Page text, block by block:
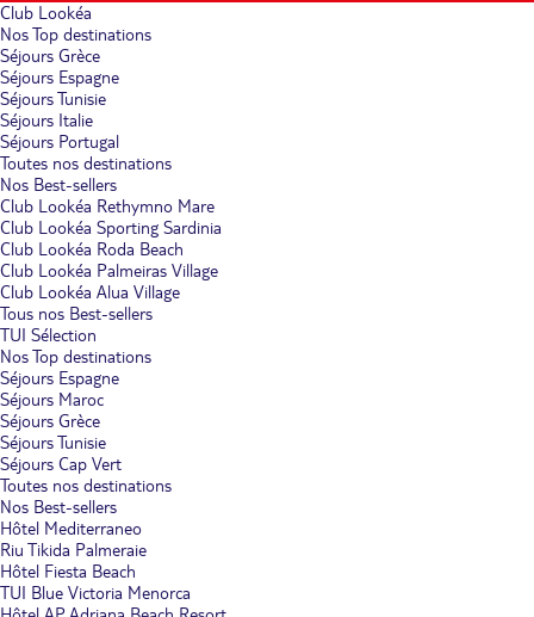
Club Lookéa
Nos Top destinations
Séjours Grèce
Séjours Espagne
Séjours Tunisie
Séjours Italie
Séjours Portugal
Toutes nos destinations
Nos Best-sellers
Club Lookéa Rethymno Mare
Club Lookéa Sporting Sardinia
Club Lookéa Roda Beach
Club Lookéa Palmeiras Village
Club Lookéa Alua Village
Tous nos Best-sellers
TUI Sélection
Nos Top destinations
Séjours Espagne
Séjours Maroc
Séjours Grèce
Séjours Tunisie
Séjours Cap Vert
Toutes nos destinations
Nos Best-sellers
Hôtel Mediterraneo
Riu Tikida Palmeraie
Hôtel Fiesta Beach
TUI Blue Victoria Menorca